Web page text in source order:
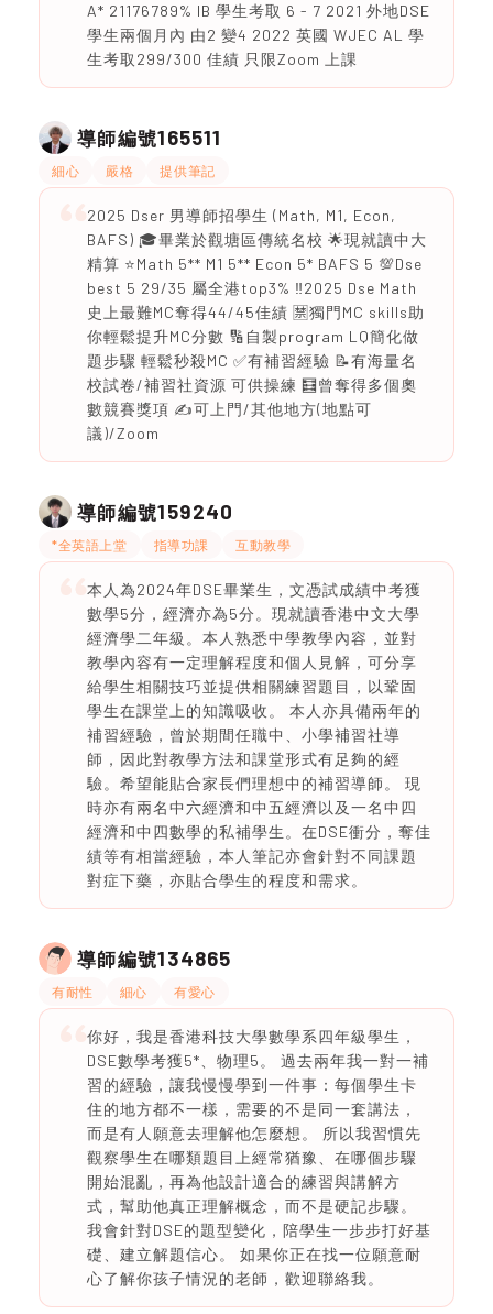
A* 21176789% IB 學生考取 6 - 7 2021 外地DSE
學生兩個月內 由2 變4 2022 英國 WJEC AL 學
生考取299/300 佳績 只限Zoom 上課
導師編號165511
細心 嚴格 提供筆記
2025 Dser 男導師招學生 (Math, M1, Econ,
BAFS) 🎓畢業於觀塘區傳統名校 🌟現就讀中大
精算 ⭐️Math 5** M1 5** Econ 5* BAFS 5 💯Dse
best 5 29/35 屬全港top3% ‼️2025 Dse Math
史上最難MC奪得44/45佳績 🈲獨門MC skills助
你輕鬆提升MC分數 🔢自製program LQ簡化做
題步驟 輕鬆秒殺MC ✅有補習經驗 📝有海量名
校試卷/補習社資源 可供操練 🧮曾奪得多個奧
數競賽獎項 ✍️可上門/其他地方(地點可
議)/Zoom
導師編號159240
*全英語上堂 指導功課 互動教學
本人為2024年DSE畢業生，文憑試成績中考獲
數學5分，經濟亦為5分。現就讀香港中文大學
經濟學二年級。本人熟悉中學教學內容，並對
教學內容有一定理解程度和個人見解，可分享
給學生相關技巧並提供相關練習題目，以鞏固
學生在課堂上的知識吸收。 本人亦具備兩年的
補習經驗，曾於期間任職中、小學補習社導
師，因此對教學方法和課堂形式有足夠的經
驗。希望能貼合家長們理想中的補習導師。 現
時亦有兩名中六經濟和中五經濟以及一名中四
經濟和中四數學的私補學生。在DSE衝分，奪佳
績等有相當經驗，本人筆記亦會針對不同課題
對症下藥，亦貼合學生的程度和需求。
導師編號134865
有耐性 細心 有愛心
你好，我是香港科技大學數學系四年級學生，
DSE數學考獲5*、物理5。 過去兩年我一對一補
習的經驗，讓我慢慢學到一件事：每個學生卡
住的地方都不一樣，需要的不是同一套講法，
而是有人願意去理解他怎麼想。 所以我習慣先
觀察學生在哪類題目上經常猶豫、在哪個步驟
開始混亂，再為他設計適合的練習與講解方
式，幫助他真正理解概念，而不是硬記步驟。
我會針對DSE的題型變化，陪學生一步步打好基
礎、建立解題信心。 如果你正在找一位願意耐
心了解你孩子情況的老師，歡迎聯絡我。